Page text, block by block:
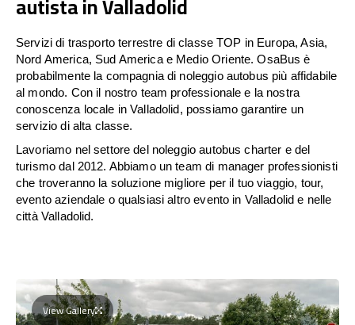
Servizi di trasporto terrestre di classe TOP in Europa, Asia,
Nord America, Sud America e Medio Oriente. OsaBus è
probabilmente la compagnia di noleggio autobus più affidabile
al mondo. Con il nostro team professionale e la nostra
conoscenza locale in Valladolid, possiamo garantire un
servizio di alta classe.
Lavoriamo nel settore del noleggio autobus charter e del
turismo dal 2012. Abbiamo un team di manager professionisti
che troveranno la soluzione migliore per il tuo viaggio, tour,
evento aziendale o qualsiasi altro evento in Valladolid e nelle
città Valladolid.
View Gallery